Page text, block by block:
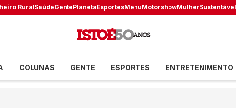
RuralSaúdeGentePlanetaEsportesMenuMotorshowMulherSustentável
COLUNAS GENTE ESPORTES ENTRETENIMENTO